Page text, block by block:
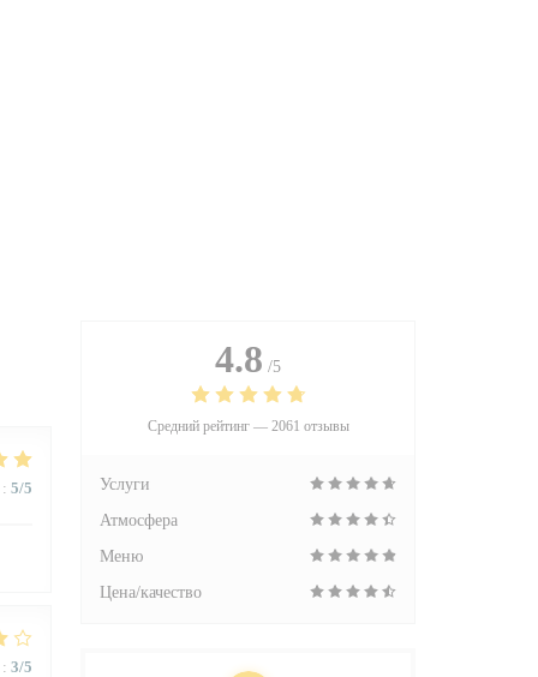
: 5/5
: 3/5
4.8 /5
Средний рейтинг — 2061 отзывы
Услуги
Атмосфера
Меню
Цена/качество